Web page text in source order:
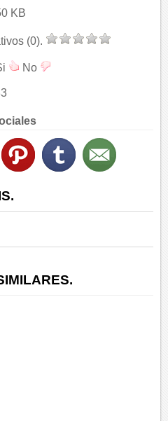
KB
(0).
No